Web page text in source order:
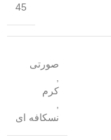
45
صورتی
کرم
نسکافه ای